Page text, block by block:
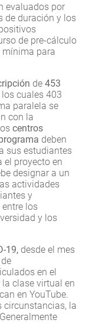
evaluados por
de duración y los
de pre-cálculo
mínima para
de 453
cuales 403
paralela se
con la
centros
deben
sus estudiantes
el proyecto en
designar a un
actividades
y
los
y los
19, desde el mes
en el
clase virtual en
en YouTube.
circunstancias, la